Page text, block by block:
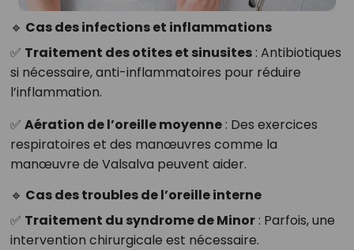
🔹 Cas des infections et inflammations
✅ Traitement des otites et sinusites: Antibiotiques
si nécessaire, anti-inflammatoires pour réduire
l’inflammation.
✅ Aération de l’oreille moyenne: Des exercices
respiratoires et des manœuvres comme la
manœuvre de Valsalva peuvent aider.
🔹 Cas des troubles de l’oreille interne
✅ Traitement du syndrome de Minor: Parfois, une
intervention chirurgicale est nécessaire.